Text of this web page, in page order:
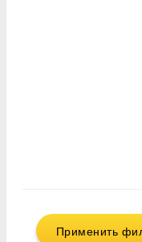
Применить